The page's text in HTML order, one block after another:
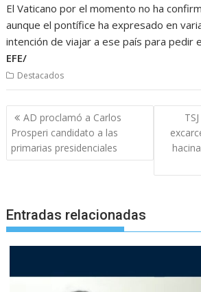
El Vaticano por el momento no ha
aunque el pontífice ha expresado en
intención de viajar a ese país para pedir
EFE/
Destacados
Navegación
de
entradas
AD proclamó a Carlos
Prosperi candidato a las
primarias presidenciales
Entradas relacionadas